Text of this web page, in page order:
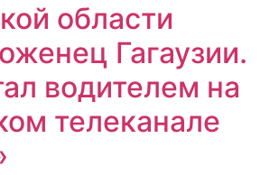
области
Гагаузии.
водителем на
телеканале